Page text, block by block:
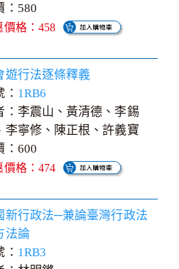
：580
價格：458
遊行法逐條釋義
： 1RB6
：李震山、黃清德、李錫
李寧修、陳正根、許義寶
：600
價格：474
新行政法─兼論臺灣行政法
法論
： 1RB3